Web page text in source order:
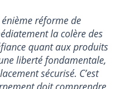
réforme de
la colère des
quant aux produits
liberté fondamentale,
sécurisé. C’est